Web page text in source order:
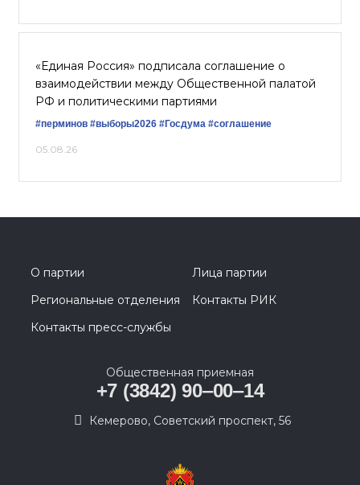
«Единая Россия» подписала соглашение о
взаимодействии между Общественной палатой
РФ и политическими партиями
#перминов #выборы2026 #Госдума #соглашение
05.08.26
О партии
Лица партии
Региональные отделения
Контакты РИК
Контакты пресс-службы
Общественная приемная
+7 (3842) 90‒00‒14
​Кемерово, Советский проспект, 56